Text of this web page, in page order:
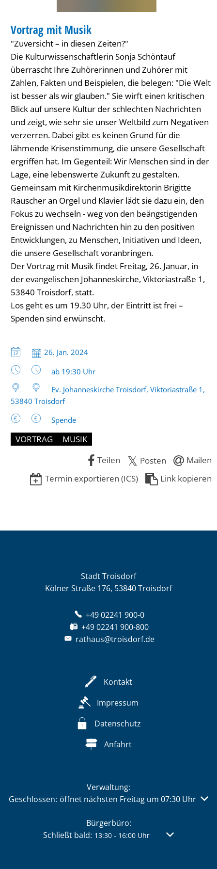
KATEGORIE: KONZERT
Vortrag mit Musik
"Zuversicht – in diesen Zeiten?"
Die Kulturwissenschaftlerin Sonja Schöntauf
überrascht Ihre Zuhörerinnen und Zuhörer mit
Zahlen, Fakten und Beispielen, die belegen: "Die Welt
ist besser als wir glauben." Sie wirft einen kritischen
Blick auf unsere Kultur der schlechten Nachrichten
und zeigt, wie sehr sie unser Weltbild zum Negativen
verzerren. Dabei gibt es keinen Grund für die
lähmende Krisenstimmung, die unsere Gesellschaft
ergriffen hat. Im Gegenteil: Wir Menschen sind in der
Lage, eine lebenswerte Zukunft zu gestalten.
Gemeinsam mit Kirchenmusikdirektorin Brigitte
Rauscher an Orgel und Klavier lädt sie dazu ein, den
Fokus zu wechseln - weg von den beängstigenden
Ereignissen und Nachrichten hin zu den positiven
Entwicklungen, zu Menschen, Initiativen und Ideen,
die unsere Gesellschaft voranbringen.
Der Vortrag mit Musik findet Freitag, 26. Januar, in
der evangelischen Johanneskirche, Viktoriastraße 1,
53840 Troisdorf, statt.
Los geht es um 19.30 Uhr, der Eintritt ist frei –
Spenden sind erwünscht.
Datum:
26. Jan. 2024
Uhrzeit:
ab 19:30 Uhr
Ev. Johanneskirche Troisdorf, Viktoriastraße 1,
53840 Troisdorf
Spende
VORTRAG
MUSIK
Teilen
Posten
Mailen
Termin exportieren (ICS)
Link kopieren
Stadt Troisdorf
Kölner Straße 176, 53840 Troisdorf
+49 02241 900-0
+49 02241 900-800
rathaus@troisdorf.de
Kontakt
Impressum
Datenschutz
Anfahrt
Verwaltung:
Klicken, um weitere Öffnungs- oder Schließzeiten
Geschlossen: öffnet nächsten Freitag um 07:30 Uhr
Bürgerbüro:
Klicken, um weitere Öffnungs- oder
Schließt bald: 13:30 - 16:00 Uhr Von 13:30 bis